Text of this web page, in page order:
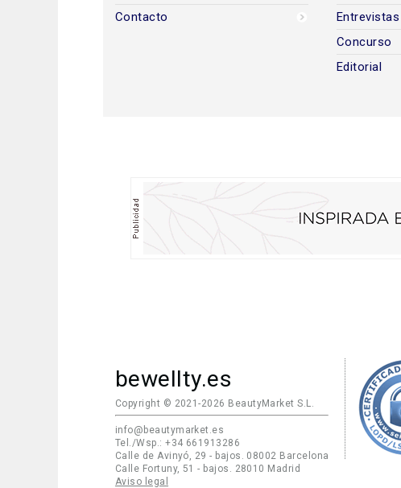
Contacto
Entrevistas
Concurso
Editorial
bewellty.es
Copyright © 2021-2026 BeautyMarket S.L.
info@beautymarket.es
Tel./Wsp.: +34 661913286
Calle de Avinyó, 29 - bajos. 08002 Barcelona
Calle Fortuny, 51 - bajos. 28010 Madrid
Aviso legal